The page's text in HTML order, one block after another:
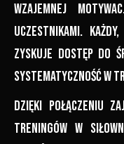
wzajemnej
uczestnikami.
zyskuje dostęp do
systematyczność w
Dzięki połączeniu
treningów w